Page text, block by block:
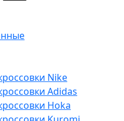
Nike
Adidas
Hoka